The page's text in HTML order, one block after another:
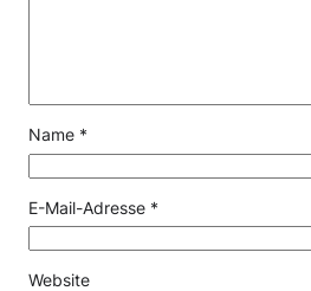
Name *
E-Mail-Adresse *
Website